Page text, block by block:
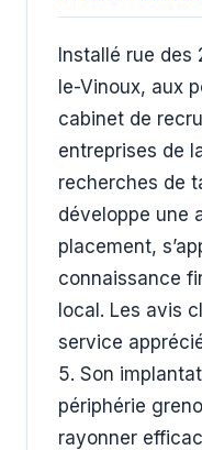
Installé rue des
le-Vinoux, aux
cabinet de
entreprises de
recherches de
développe une
placement,
connaissance
local. Les avis
service
5. Son
périphérie
rayonner